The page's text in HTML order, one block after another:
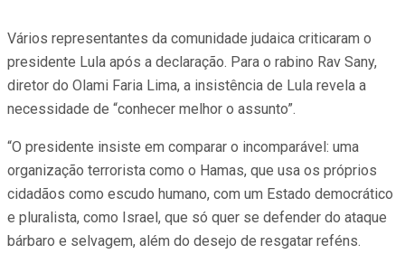
Vários representantes da comunidade judaica criticaram o
presidente Lula após a declaração. Para o rabino Rav Sany,
diretor do Olami Faria Lima, a insistência de Lula revela a
necessidade de “conhecer melhor o assunto”.
“O presidente insiste em comparar o incomparável: uma
organização terrorista como o Hamas, que usa os próprios
cidadãos como escudo humano, com um Estado democrático
e pluralista, como Israel, que só quer se defender do ataque
bárbaro e selvagem, além do desejo de resgatar reféns.